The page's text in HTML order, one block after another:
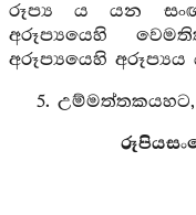
රූප්‍ය ය යන
අරූප්‍යයෙහි
අරූප්‍යයෙහි අරූප්‍යය
5.